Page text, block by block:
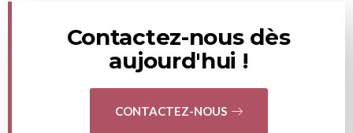
Contactez-nous dès
aujourd'hui !
CONTACTEZ-NOUS